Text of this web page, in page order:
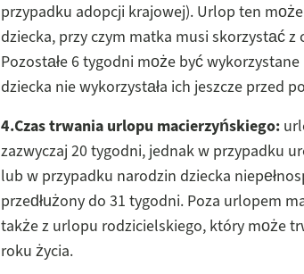
przypadku adopcji krajowej). Urlop ten
dziecka, przy czym matka musi skorzystać
Pozostałe 6 tygodni może być
dziecka nie wykorzystała ich jeszcze przed
4.Czas trwania urlopu macierzyńskiego:
zazwyczaj 20 tygodni, jednak w przypadku
lub w przypadku narodzin dziecka
przedłużony do 31 tygodni. Poza urlopem
także z urlopu rodzicielskiego, który może
roku życia.